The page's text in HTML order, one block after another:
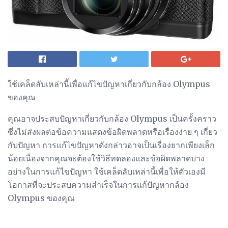
ใช้เคล็ดลับเหล่านี้เพื่อแก้ไขปัญหาเกี่ยวกับกล้อง Olympus
ของคุณ
คุณอาจประสบปัญหาเกี่ยวกับกล้อง Olympus เป็นครั้งคราว
ซึ่งไม่ส่งผลต่อข้อความแสดงข้อผิดพลาดหรือเรื่องง่าย ๆ เกี่ยว
กับปัญหา การแก้ไขปัญหาดังกล่าวอาจเป็นเรื่องยากเพียงเล็ก
น้อยเนื่องจากคุณจะต้องใช้วิธีทดลองและข้อผิดพลาดบาง
อย่างในการแก้ไขปัญหา ใช้เคล็ดลับเหล่านี้เพื่อให้ตัวเองมี
โอกาสที่จะประสบความสำเร็จในการแก้ปัญหากล้อง
Olympus ของคุณ